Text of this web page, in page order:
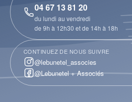
04 67 13 81 20
du lundi au vendredi
de 9h à 12h30 et de 14h à 18h
CONTINUEZ DE NOUS SUIVRE
@lebunetel_associes
@Lebunetel + Associés